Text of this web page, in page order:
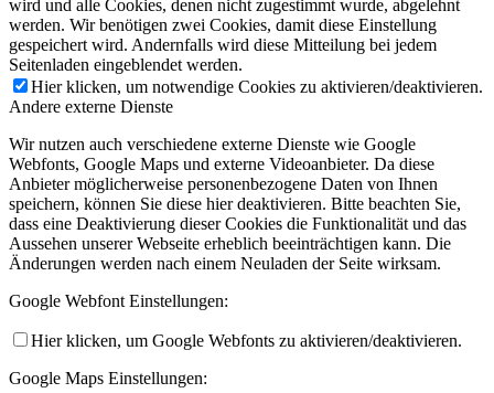
wird und alle Cookies, denen nicht zugestimmt wurde, abgelehnt
werden. Wir benötigen zwei Cookies, damit diese Einstellung
gespeichert wird. Andernfalls wird diese Mitteilung bei jedem
Seitenladen eingeblendet werden.
Hier klicken, um notwendige Cookies zu aktivieren/deaktivieren.
Andere externe Dienste
Wir nutzen auch verschiedene externe Dienste wie Google
Webfonts, Google Maps und externe Videoanbieter. Da diese
Anbieter möglicherweise personenbezogene Daten von Ihnen
speichern, können Sie diese hier deaktivieren. Bitte beachten Sie,
dass eine Deaktivierung dieser Cookies die Funktionalität und das
Aussehen unserer Webseite erheblich beeinträchtigen kann. Die
Änderungen werden nach einem Neuladen der Seite wirksam.
Google Webfont Einstellungen:
Hier klicken, um Google Webfonts zu aktivieren/deaktivieren.
Google Maps Einstellungen: